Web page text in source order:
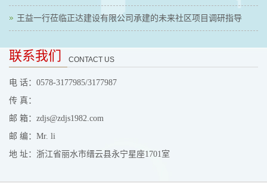
王益一行莅临正达建设有限公司承建的未来社区项目调研指导
联系我们 CONTACT US
电 话：0578-3177985/3177987
传 真：
邮 箱：zdjs@zdjs1982.com
邮 编：Mr. li
地 址：浙江省丽水市缙云县永宁星座1701室